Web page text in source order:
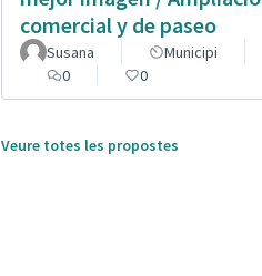
comercial y de paseo
Susana Municipi
0
0
Veure totes les propostes